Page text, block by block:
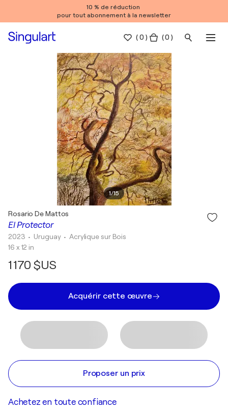
10 % de réduction
pour tout abonnement à la newsletter
(0 ) ( 0 )
1/15
El Protector
Rosario De Mattos
2023 • Uruguay • Acrylique sur Bois
16 x 12 in
1 170 $US
Acquérir cette œuvre
Proposer un prix
Achetez en toute confiance